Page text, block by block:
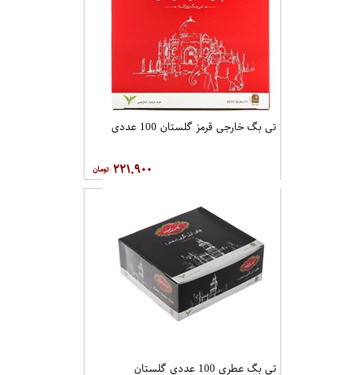
تی بگ خارجی قرمز گلستان 100 عددی
۲۲۱,۹۰۰
تی بگ عطری 100 عددی گلستان